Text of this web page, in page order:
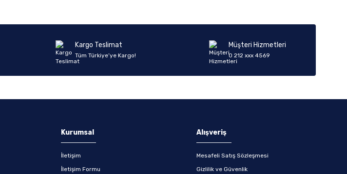
Kargo Teslimat
Tüm Türkiye’ye Kargo!
Müşteri Hizmetleri
0 212 xxx 4569
Kurumsal
İletişim
İletişim Formu
Alışveriş
Mesafeli Satış Sözleşmesi
Gizlilik ve Güvenlik